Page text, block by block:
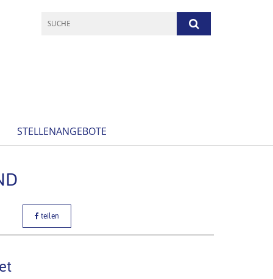
STELLENANGEBOTE
teilen